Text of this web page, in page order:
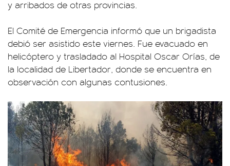
y arribados de otras provincias.
El Comité de Emergencia informó que un brigadista
debió ser asistido este viernes. Fue evacuado en
helicóptero y trasladado al Hospital Oscar Orías, de
la localidad de Libertador, donde se encuentra en
observación con algunas contusiones.